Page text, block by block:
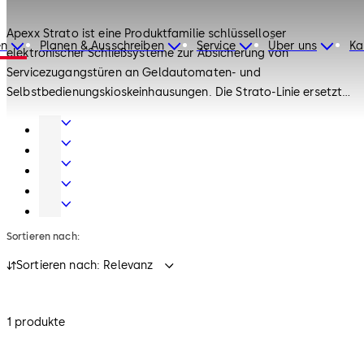
Planen & Ausschreiben Service Über uns
Apexx Strato ist eine Produktfamilie schlüsselloser
elektronischer Schließsysteme zur Absicherung von
Servicezugangstüren an Geldautomaten- und
Selbstbedienungskioskein­hausungen. Die Strato-Linie ersetzt
um unbefugten Zutritt zu verhindern und eine revisionssichere
Zutrittskontrolle zu gewährleisten.
Türtechnik
Automatische
Türsysteme
Mechanische
Schliesssysteme
Zutritt
Hochsicherheitsschlösser
Sortieren nach:
Sortieren nach: Relevanz
1 produkte